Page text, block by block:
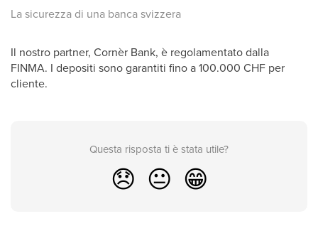
La sicurezza di una banca svizzera
Il nostro partner, Cornèr Bank, è regolamentato dalla
FINMA. I depositi sono garantiti fino a 100.000 CHF per
cliente.
Questa risposta ti è stata utile?
😞 😐 😁